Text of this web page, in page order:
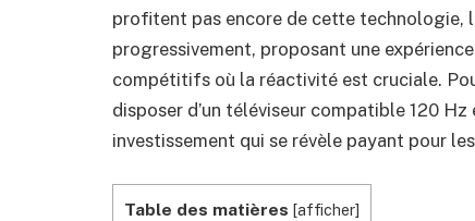
profitent pas encore de cette technologie,
progressivement, proposant une
compétitifs où la réactivité est cruciale.
disposer d’un téléviseur compatible 120
investissement qui se révèle payant pour
Table des matières [afficher]